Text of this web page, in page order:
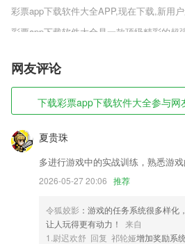
彩票app下载软件大全APP,现在下载,新用
彩票app下载软件大全是一款顶级精彩的超
召唤，来到无限精彩的传奇世界，先找成
沙，海量元宝福利免费获取，获得全面的激
超多无限精彩的趣味内容等你获取。
彩票app下载软件大全软件特色
1,高清视频直播，让考试体验真实课堂环
点。
2,【家庭档案】
3,【线索管理体系】
5,效果更逼真，就像是一些2265艺术大师
的编辑小工具可以自由的操作；
网友评论
下载彩票app下载软件大全参与
夏贵珠
多进行游戏中的实战训练，熟悉游戏
2026-05-27 20:06 推荐
令狐姣影 ：游戏的任务系统很多样化
让人玩得更有动力！
来自
1.尉迟欢舒 回复 祁轮娅增加奖励系